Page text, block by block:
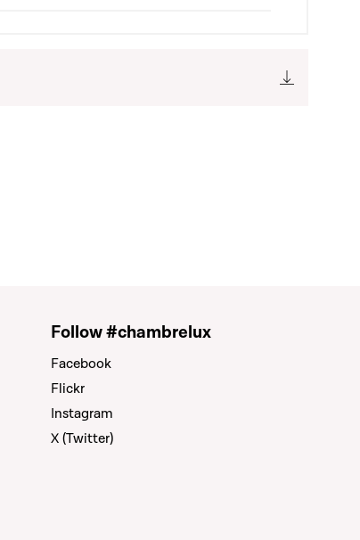
Follow #chambrelux
Facebook
Flickr
Instagram
X (Twitter)